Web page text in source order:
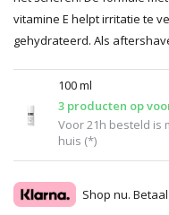
vitamine E helpt irritatie te
gehydrateerd. Als
100 ml
3 producten op
Voor 21h besteld is
huis (*)
Shop nu.